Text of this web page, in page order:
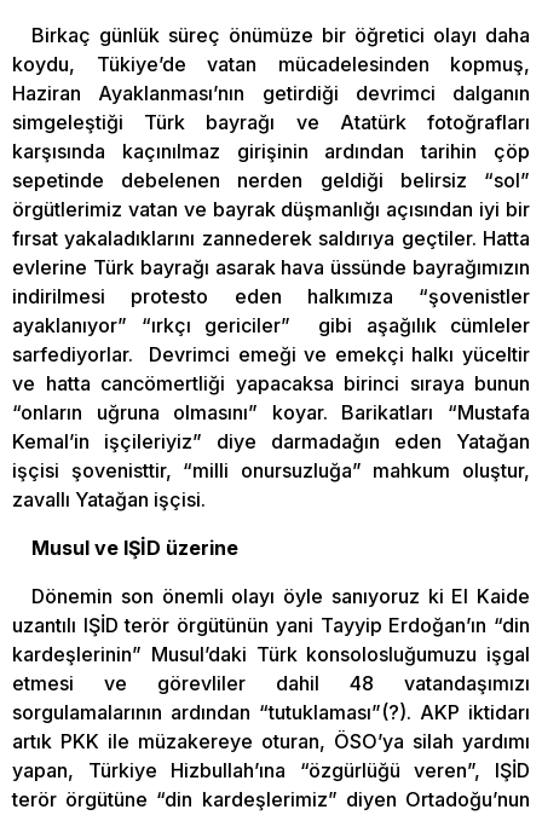
Birkaç günlük süreç önümüze bir öğretici olayı daha
koydu, Tükiye’de vatan mücadelesinden kopmuş,
Haziran Ayaklanması’nın getirdiği devrimci dalganın
simgeleştiği Türk bayrağı ve Atatürk fotoğrafları
karşısında kaçınılmaz girişinin ardından tarihin çöp
sepetinde debelenen nerden geldiği belirsiz “sol”
örgütlerimiz vatan ve bayrak düşmanlığı açısından iyi bir
fırsat yakaladıklarını zannederek saldırıya geçtiler. Hatta
evlerine Türk bayrağı asarak hava üssünde bayrağımızın
indirilmesi protesto eden halkımıza “şovenistler
ayaklanıyor” “ırkçı gericiler” gibi aşağılık cümleler
sarfediyorlar. Devrimci emeği ve emekçi halkı yüceltir
ve hatta cancömertliği yapacaksa birinci sıraya bunun
“onların uğruna olmasını” koyar. Barikatları “Mustafa
Kemal’in işçileriyiz” diye darmadağın eden Yatağan
işçisi şovenisttir, “milli onursuzluğa” mahkum oluştur,
zavallı Yatağan işçisi.
Musul ve IŞİD üzerine
Dönemin son önemli olayı öyle sanıyoruz ki El Kaide
uzantılı IŞİD terör örgütünün yani Tayyip Erdoğan’ın “din
kardeşlerinin” Musul’daki Türk konsolosluğumuzu işgal
etmesi ve görevliler dahil 48 vatandaşımızı
sorgulamalarının ardından “tutuklaması”(?). AKP iktidarı
artık PKK ile müzakereye oturan, ÖSO’ya silah yardımı
yapan, Türkiye Hizbullah’ına “özgürlüğü veren”, IŞİD
terör örgütüne “din kardeşlerimiz” diyen Ortadoğu’nun